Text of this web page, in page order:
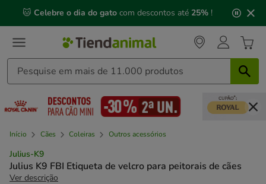
mensagem,
🐱 Celebre o dia do gato com descontos até 25% !
Início Cães Coleiras Outros acessórios
Julius-K9
Julius K9 FBI Etiqueta de velcro para peitorais de cães
Ver descrição